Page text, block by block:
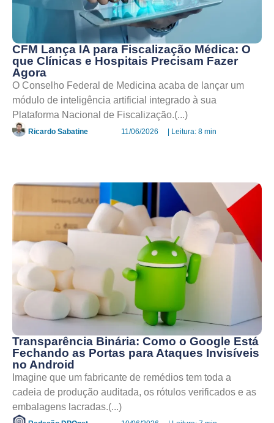
CFM Lança IA para Fiscalização Médica: O
que Clínicas e Hospitais Precisam Fazer
Agora
O Conselho Federal de Medicina acaba de lançar um
módulo de inteligência artificial integrado à sua
Plataforma Nacional de Fiscalização.(...)
Ricardo Sabatine 11/06/2026 | Leitura: 8 min
Transparência Binária: Como o Google Está
Fechando as Portas para Ataques Invisíveis
no Android
Imagine que um fabricante de remédios tem toda a
cadeia de produção auditada, os rótulos verificados e as
embalagens lacradas.(...)